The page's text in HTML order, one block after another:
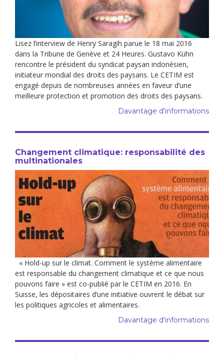
Lisez l’interview de Henry Saragih parue le 18 mai 2016
dans la Tribune de Genève et 24 Heures. Gustavo Kühn
rencontre le président du syndicat paysan indonésien,
initiateur mondial des droits des paysans. Le CETIM est
engagé depuis de nombreuses années en faveur d’une
meilleure protection et promotion des droits des paysans.
Davantage d'informations
Changement climatique: responsabilité des
multinationales
« Hold-up sur le climat. Comment le système alimentaire
est responsable du changement climatique et ce que nous
pouvons faire » est co-publié par le CETIM en 2016. En
Suisse, les dépositaires d’une initiative ouvrent le débat sur
les politiques agricoles et alimentaires.
Davantage d'informations